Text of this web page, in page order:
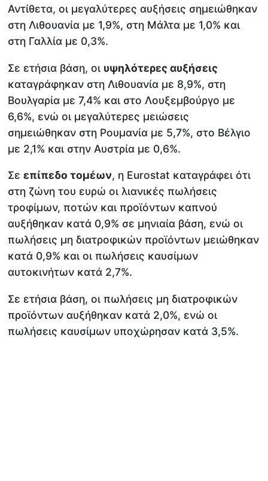
Αντίθετα, οι μεγαλύτερες αυξήσεις σημειώθηκαν
στη Λιθουανία με 1,9%, στη Μάλτα με 1,0% και
στη Γαλλία με 0,3%.
Σε ετήσια βάση, οι υψηλότερες αυξήσεις
καταγράφηκαν στη Λιθουανία με 8,9%, στη
Βουλγαρία με 7,4% και στο Λουξεμβούργο με
6,6%, ενώ οι μεγαλύτερες μειώσεις
σημειώθηκαν στη Ρουμανία με 5,7%, στο Βέλγιο
με 2,1% και στην Αυστρία με 0,6%.
Σεεπίπεδο τομέων, η Eurostat καταγράφει ότι
στη ζώνη του ευρώ οι λιανικές πωλήσεις
τροφίμων, ποτών και προϊόντων καπνού
αυξήθηκαν κατά 0,9% σε μηνιαία βάση, ενώ οι
πωλήσεις μη διατροφικών προϊόντων μειώθηκαν
κατά 0,9% και οι πωλήσεις καυσίμων
αυτοκινήτων κατά 2,7%.
Σε ετήσια βάση, οι πωλήσεις μη διατροφικών
προϊόντων αυξήθηκαν κατά 2,0%, ενώ οι
πωλήσεις καυσίμων υποχώρησαν κατά 3,5%.